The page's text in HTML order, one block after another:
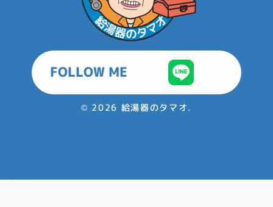
FOLLOW ME
© 2026 給湯器のタマオ.